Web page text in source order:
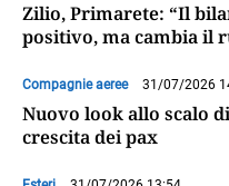
Zilio, Primarete: “Il
positivo, ma cambia il
Compagnie aeree 31/07/2026
Nuovo look allo scalo
crescita dei pax